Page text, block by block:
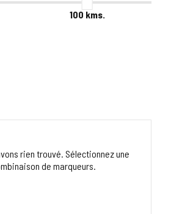
100 kms.
rien trouvé. Sélectionnez une
de marqueurs.